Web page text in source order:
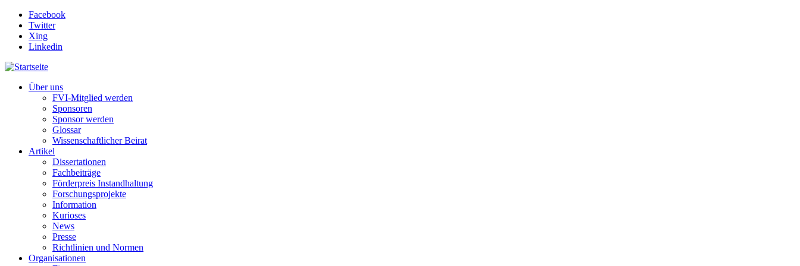
Direkt zum Inhalt
Facebook
Twitter
Xing
Linkedin
Über uns
FVI-Mitglied werden
Sponsoren
Sponsor werden
Glossar
Wissenschaftlicher Beirat
Artikel
Dissertationen
Fachbeiträge
Förderpreis Instandhaltung
Forschungsprojekte
Information
Kurioses
News
Presse
Richtlinien und Normen
Organisationen